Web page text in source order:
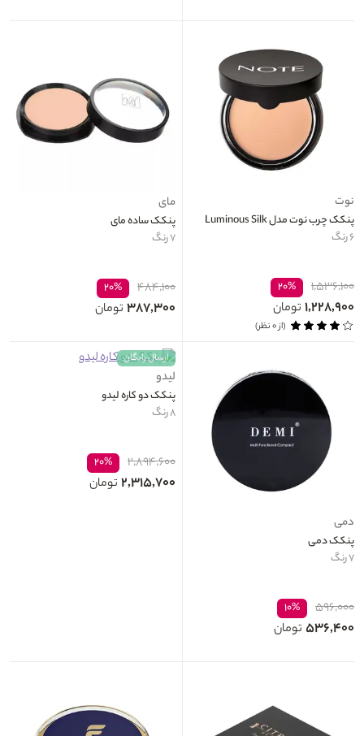
نوت
پنکک چرب نوت مدل Luminous Silk
۶ رنگ
۱,۵۳۶,۱۰۰ ۲۰%
۱,۲۲۸,۹۰۰ تومان
(از ۰ نظر)
مای
پنکک ساده مای
۷ رنگ
۴۸۴,۱۰۰ ۲۰%
۳۸۷,۳۰۰ تومان
دمی
پنکک دمی
۷ رنگ
۵۹۶,۰۰۰ ۱۰%
۵۳۶,۴۰۰ تومان
ارسال رایگان
لیدو
پنکک دو کاره لیدو
۸ رنگ
۲,۸۹۴,۶۰۰ ۲۰%
۲,۳۱۵,۷۰۰ تومان